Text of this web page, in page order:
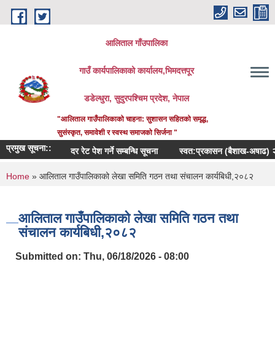
Skip to main content
आलिताल गाँउपालिका
गाउँ कार्यपालिकाको कार्यालय,भिमदत्तपूर
डडेल्धुरा, सुदुरपश्चिम प्रदेश, नेपाल
"आलिताल गाउँपालिकाको चाहना: सुशासन सहितको समृद्ध,
सुसंस्कृत, समावेशी र स्वस्थ समाजको सिर्जना "
प्रमुख सूचना::दर रेट पेश गर्ने सम्बन्धि सूचना स्वत:प्रकासन (बैशाख-अषाढ) २०८३
You are here
Home » आलिताल गाउँपालिकाको लेखा समिति गठन तथा संचालन कार्यबिधी,२०८२
आलिताल गाउँपालिकाको लेखा समिति गठन तथा
संचालन कार्यबिधी,२०८२
Submitted on: Thu, 06/18/2026 - 08:00